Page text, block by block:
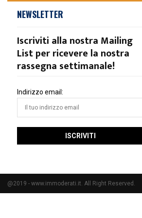
NEWSLETTER
Iscriviti alla nostra Mailing
List per ricevere la nostra
rassegna settimanale!
Indirizzo email:
@2019 - www.immoderati.it. All Right Reserved.